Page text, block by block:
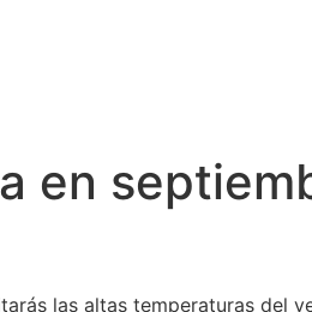
en
las altas temperaturas del